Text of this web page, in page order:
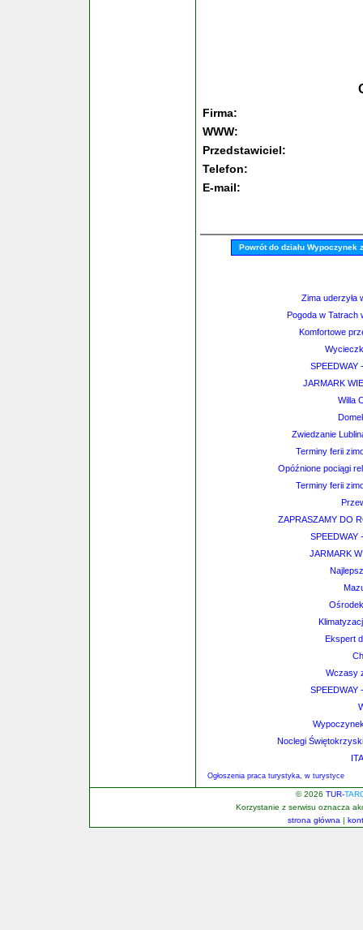
Firma:
WWW:
Przedstawiciel:
Telefon:
E-mail:
Powrót do działu Wypoczynek
Zima uderzyła
Pogoda w Tatrach
Komfortowe
SPEEDWAY
JARMARK
Willa
Zwiedzanie
Terminy ferii
Opóźnione pociągi
Terminy ferii
ZAPRASZAMY DO
SPEEDWAY
JARMARK
Ekspert
Wczasy
SPEEDWAY
Noclegi
Ogłoszenia praca turystyka, w turystyce
© 2026 TUR-
Korzystanie z serwisu oznacza
strona główna |